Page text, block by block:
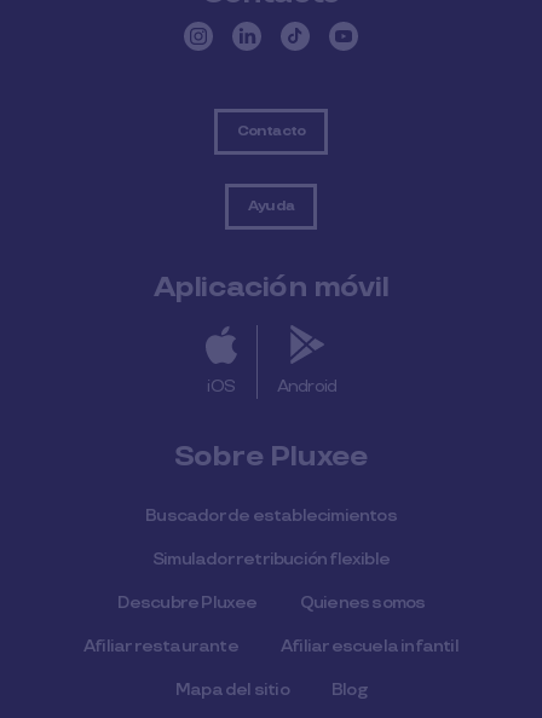
Contacto
Ayuda
Aplicación móvil
iOS Android
Sobre Pluxee
Buscador de establecimientos
Simulador retribución flexible
Descubre Pluxee Quienes somos
Afiliar restaurante Afiliar escuela infantil
Mapa del sitio Blog